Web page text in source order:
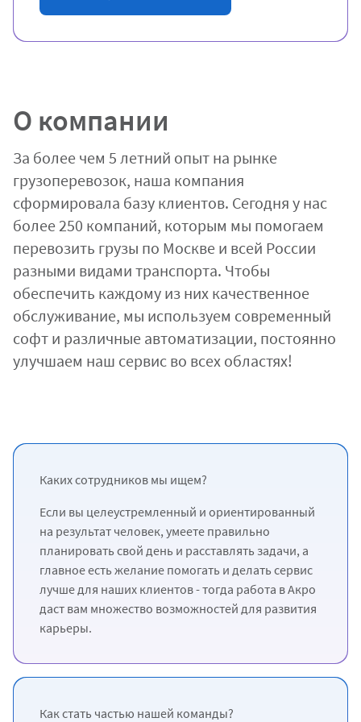
О компании
За более чем 5 летний опыт на рынке
грузоперевозок, наша компания
сформировала базу клиентов. Сегодня у нас
более 250 компаний, которым мы помогаем
перевозить грузы по Москве и всей России
разными видами транспорта. Чтобы
обеспечить каждому из них качественное
обслуживание, мы используем современный
софт и различные автоматизации, постоянно
улучшаем наш сервис во всех областях!
Каких сотрудников мы ищем?
Если вы целеустремленный и ориентированный
на результат человек, умеете правильно
планировать свой день и расставлять задачи, а
главное есть желание помогать и делать сервис
лучше для наших клиентов - тогда работа в Акро
даст вам множество возможностей для развития
карьеры.
Как стать частью нашей команды?